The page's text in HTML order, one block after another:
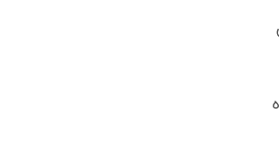
و یا ۳ ماه